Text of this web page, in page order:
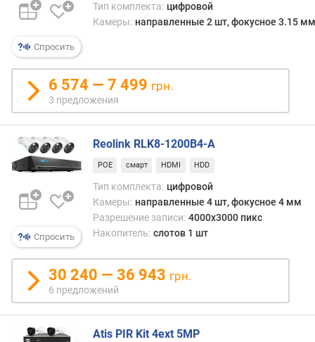
н
х
к
а
м
е
р
(
ш
т
)
у
п
о
л
ь
н
ы
х
Спросить
Тип комплекта: цифровой
Камеры: направленные 2 шт, фокусное 3.15 мм
6 574 — 7 499 грн.
3 предложения
Спросить
Reolink RLK8-1200B4-A
POE смарт HDMI HDD
Тип комплекта: цифровой
Камеры: направленные 4 шт, фокусное 4 мм
Разрешение записи: 4000x3000 пикс
Накопитель: слотов 1 шт
30 240 — 36 943 грн.
6 предложений
Atis PIR Kit 4ext 5MP